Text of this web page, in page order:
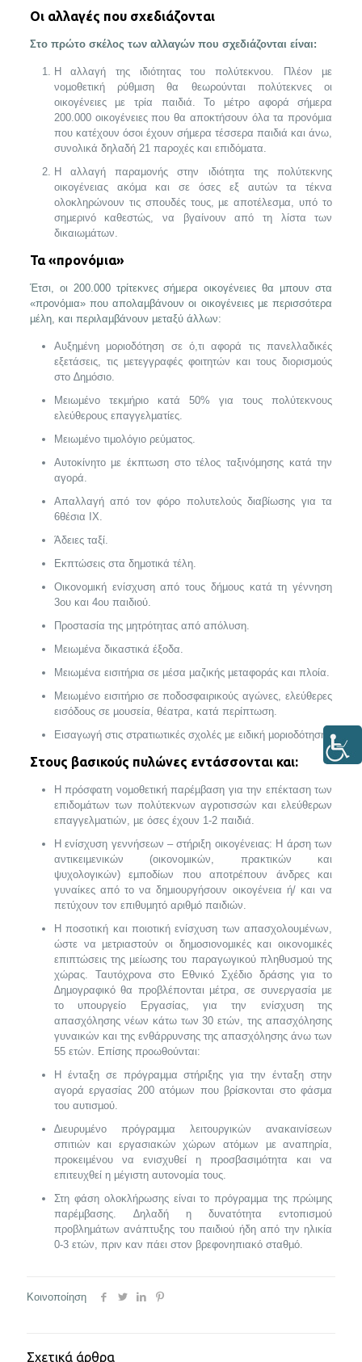
Οι αλλαγές που σχεδιάζονται
Στο πρώτο σκέλος των αλλαγών που σχεδιάζονται είναι:
Η αλλαγή της ιδιότητας του πολύτεκνου. Πλέον µε
νοµοθετική ρύθµιση θα θεωρούνται πολύτεκνες οι
οικογένειες µε τρία παιδιά. Το µέτρο αφορά σήµερα
200.000 οικογένειες που θα αποκτήσουν όλα τα προνόµια
που κατέχουν όσοι έχουν σήµερα τέσσερα παιδιά και άνω,
συνολικά δηλαδή 21 παροχές και επιδόµατα.
Η αλλαγή παραµονής στην ιδιότητα της πολύτεκνης
οικογένειας ακόµα και σε όσες εξ αυτών τα τέκνα
ολοκληρώνουν τις σπουδές τους, µε αποτέλεσµα, υπό το
σηµερινό καθεστώς, να βγαίνουν από τη λίστα των
δικαιωµάτων.
Τα «προνόμια»
Έτσι, οι 200.000 τρίτεκνες σήµερα οικογένειες θα µπουν στα
«προνόµια» που απολαµβάνουν οι οικογένειες µε περισσότερα
µέλη, και περιλαµβάνουν µεταξύ άλλων:
Αυξηµένη µοριοδότηση σε ό,τι αφορά τις πανελλαδικές
εξετάσεις, τις µετεγγραφές φοιτητών και τους διορισµούς
στο ∆ηµόσιο.
Μειωµένο τεκµήριο κατά 50% για τους πολύτεκνους
ελεύθερους επαγγελµατίες.
Μειωµένο τιµολόγιο ρεύµατος.
Αυτοκίνητο µε έκπτωση στο τέλος ταξινόµησης κατά την
αγορά.
Απαλλαγή από τον φόρο πολυτελούς διαβίωσης για τα
6θέσια ΙΧ.
Άδειες ταξί.
Εκπτώσεις στα δηµοτικά τέλη.
Οικονοµική ενίσχυση από τους δήµους κατά τη γέννηση
3ου και 4ου παιδιού.
Προστασία της µητρότητας από απόλυση.
Μειωµένα δικαστικά έξοδα.
Μειωµένα εισιτήρια σε µέσα µαζικής µεταφοράς και πλοία.
Μειωµένο εισιτήριο σε ποδοσφαιρικούς αγώνες, ελεύθερες
εισόδους σε µουσεία, θέατρα, κατά περίπτωση.
Εισαγωγή στις στρατιωτικές σχολές µε ειδική µοριοδότηση.
Στους βασικούς πυλώνες εντάσσονται και:
Η πρόσφατη νοµοθετική παρέµβαση για την επέκταση των
επιδοµάτων των πολύτεκνων αγροτισσών και ελεύθερων
επαγγελµατιών, µε όσες έχουν 1-2 παιδιά.
Η ενίσχυση γεννήσεων – στήριξη οικογένειας: Η άρση των
αντικειµενικών (οικονοµικών, πρακτικών και
ψυχολογικών) εµποδίων που αποτρέπουν άνδρες και
γυναίκες από το να δηµιουργήσουν οικογένεια ή/ και να
πετύχουν τον επιθυµητό αριθµό παιδιών.
Η ποσοτική και ποιοτική ενίσχυση των απασχολουµένων,
ώστε να µετριαστούν οι δηµοσιονοµικές και οικονοµικές
επιπτώσεις της µείωσης του παραγωγικού πληθυσµού της
χώρας. Ταυτόχρονα στο Εθνικό Σχέδιο δράσης για το
∆ηµογραφικό θα προβλέπονται µέτρα, σε συνεργασία µε
το υπουργείο Εργασίας, για την ενίσχυση της
απασχόλησης νέων κάτω των 30 ετών, της απασχόλησης
γυναικών και της ενθάρρυνσης της απασχόλησης άνω των
55 ετών. Επίσης προωθούνται:
Η ένταξη σε πρόγραµµα στήριξης για την ένταξη στην
αγορά εργασίας 200 ατόµων που βρίσκονται στο φάσµα
του αυτισµού.
∆ιευρυµένο πρόγραµµα λειτουργικών ανακαινίσεων
σπιτιών και εργασιακών χώρων ατόµων µε αναπηρία,
προκειµένου να ενισχυθεί η προσβασιµότητα και να
επιτευχθεί η µέγιστη αυτονοµία τους.
Στη φάση ολοκλήρωσης είναι το πρόγραµµα της πρώιµης
παρέµβασης. ∆ηλαδή η δυνατότητα εντοπισµού
προβληµάτων ανάπτυξης του παιδιού ήδη από την ηλικία
0-3 ετών, πριν καν πάει στον βρεφονηπιακό σταθµό.
Κοινοποίηση
Σχετικά άρθρα